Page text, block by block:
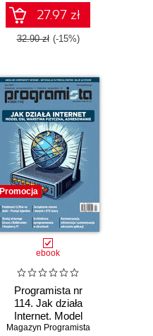
27.97 zł
32.90 zł (-15%)
Promocja
ebook
Programista nr
114. Jak działa
Internet. Model
OSI, warstwa
Magazyn Programista